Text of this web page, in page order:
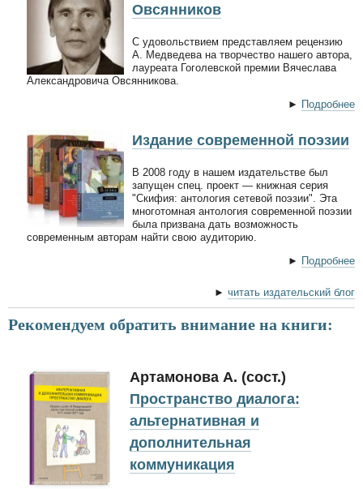
Овсянников
С удовольствием представляем рецензию
А. Медведева на творчество нашего автора,
лауреата Гоголевской премии Вячеслава
Александровича Овсянникова.
► Подробнее
Издание современной поэзии
В 2008 году в нашем издательстве был
запущен спец. проект — книжная серия
"Скифия: антология сетевой поэзии". Эта
многотомная антология современной поэзии
была призвана дать возможность
современным авторам найти свою аудиторию.
► Подробнее
► читать издательский блог
Рекомендуем обратить внимание на книги:
Артамонова А. (сост.)
Пространство диалога:
альтернативная и
дополнительная
коммуникация